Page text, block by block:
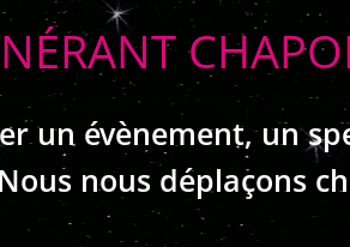
un évènement, un
Nous nous déplaçons